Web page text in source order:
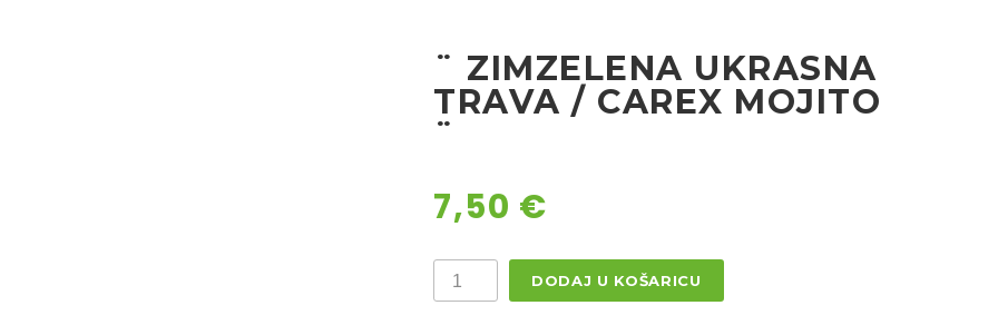
¨ ZIMZELENA UKRASNA
TRAVA / CAREX MOJITO
¨
7,50 €
¨
ZIMZELENA
UKRASNA
DODAJ U KOŠARICU